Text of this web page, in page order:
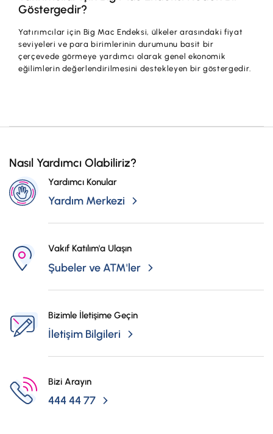
Göstergedir?
Yatırımcılar için Big Mac Endeksi, ülkeler arasındaki fiyat
seviyeleri ve para birimlerinin durumunu basit bir
çerçevede görmeye yardımcı olarak genel ekonomik
eğilimlerin değerlendirilmesini destekleyen bir göstergedir.
Nasıl Yardımcı Olabiliriz?
Yardımcı Konular
Yardım Merkezi
Vakıf Katılım'a Ulaşın
Şubeler ve ATM'ler
Bizimle İletişime Geçin
İletişim Bilgileri
Bizi Arayın
444 44 77